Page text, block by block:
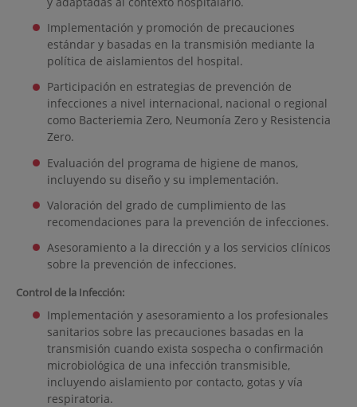
Implementación y promoción de precauciones
estándar y basadas en la transmisión mediante la
política de aislamientos del hospital.
Participación en estrategias de prevención de
infecciones a nivel internacional, nacional o regional
como Bacteriemia Zero, Neumonía Zero y Resistencia
Zero.
Evaluación del programa de higiene de manos,
incluyendo su diseño y su implementación.
Valoración del grado de cumplimiento de las
recomendaciones para la prevención de infecciones.
Asesoramiento a la dirección y a los servicios clínicos
sobre la prevención de infecciones.
Control de la Infección:
Implementación y asesoramiento a los profesionales
sanitarios sobre las precauciones basadas en la
transmisión cuando exista sospecha o confirmación
microbiológica de una infección transmisible,
incluyendo aislamiento por contacto, gotas y vía
respiratoria.